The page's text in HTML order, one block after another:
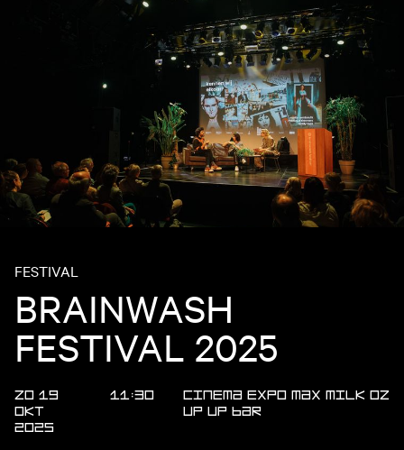
FESTIVAL
BRAINWASH
FESTIVAL 2025
ZO 19
OKT
2025
11:30 Cinema Expo MAX MILK OZ
UP UP Bar